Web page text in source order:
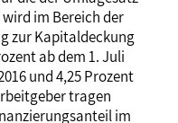
im Bereich der
zur Kapitaldeckung
ab dem 1. Juli
und 4,25 Prozent
tragen
im